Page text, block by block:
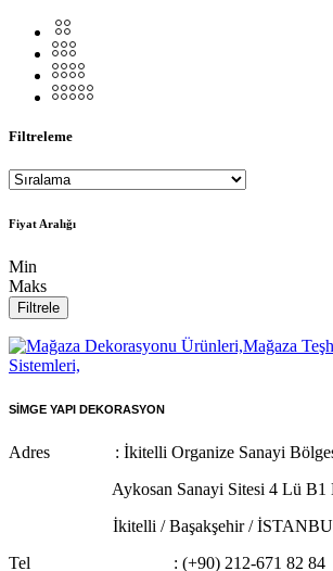
Filtreleme
Fiyat Aralığı
Min
Maks
Filtrele
SİMGE YAPI DEKORASYON
Adres : İkitelli Organize Sanayi
Aykosan Sanayi Sitesi 4 Lü B1
İkitelli / Başakşehir /
Tel : (+90) 212-671 82 84